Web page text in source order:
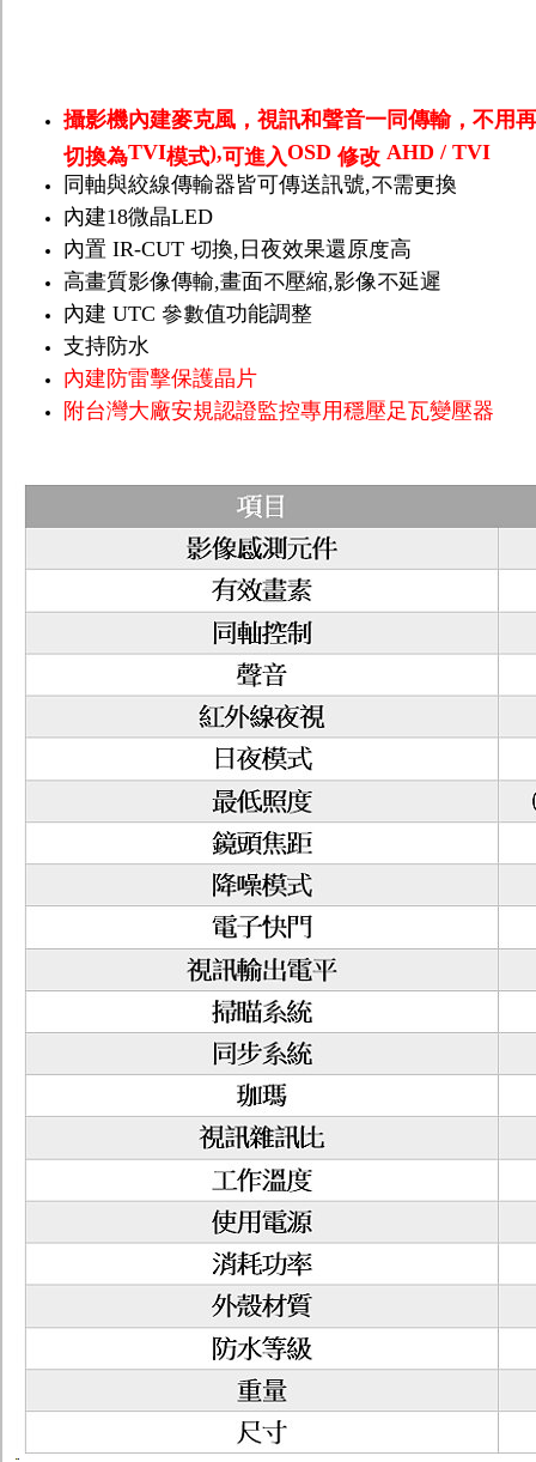
攝影機內建麥克風，視訊和聲音一同傳輸，不用
切換為TVI模式),可進入 OSD 修改 AHD / TVI
同軸與絞線傳輸器皆可傳送訊號,不需更換
內建18微晶LED
內置 IR-CUT 切換, 日夜效果還原度高
高畫質影像傳輸,畫面不壓縮,影像不延遲
內建 UTC 參數值功能調整
支持防水
內建防雷擊保護晶片
附台灣大廠安規認證監控專用穩壓足瓦變壓器